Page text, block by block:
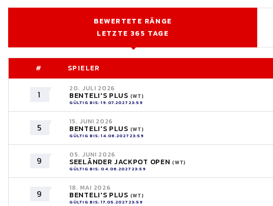
BEWERTETE RÄNGE
LETZTE 365 TAGE
# SPIELER
1
20. JULI 2026
BENTELI'S PLUS (WT)
GÜLTIG BIS: 19.07.2027 23:59
5
15. JUNI 2026
BENTELI'S PLUS (WT)
GÜLTIG BIS: 14.06.2027 23:59
9
05. JUNI 2026
SEELÄNDER JACKPOT OPEN(WT)
GÜLTIG BIS: 04.06.2027 23:59
9
18. MAI 2026
BENTELI'S PLUS (WT)
GÜLTIG BIS: 17.05.2027 23:59